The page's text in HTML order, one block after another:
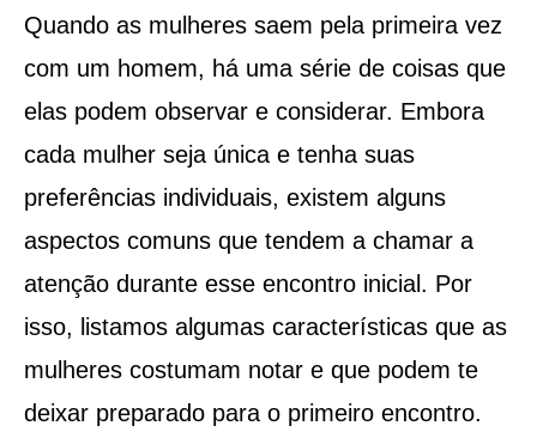
Quando as mulheres saem pela primeira vez
com um homem, há uma série de coisas que
elas podem observar e considerar. Embora
cada mulher seja única e tenha suas
preferências individuais, existem alguns
aspectos comuns que tendem a chamar a
atenção durante esse encontro inicial. Por
isso, listamos algumas características que as
mulheres costumam notar e que podem te
deixar preparado para o primeiro encontro.